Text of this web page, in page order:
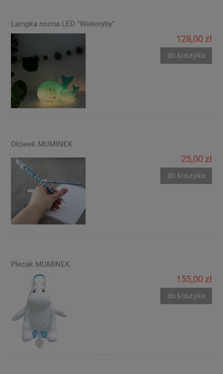
Lampka nocna LED "Wieloryby"
128,00 zł
do koszyka
Ołówek MUMINEK
25,00 zł
do koszyka
Plecak MUMINEK
155,00 zł
do koszyka